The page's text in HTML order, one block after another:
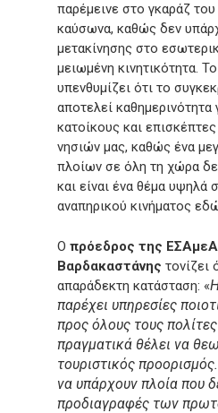
παρέμεινε στο γκαράζ
καύσωνα, καθώς δεν
μετακίνησης στο
μειωμένη κινητικότητα.
υπενθυμίζει ότι το
αποτελεί καθημερινότητα
κατοίκους και
νησιών μας, καθώς ένα
πλοίων σε όλη τη χώρα
και είναι ένα θέμα υψηλά
αναπηρικού κινήματος
Ο πρόεδρος της ΕΣΑμεΑ
Βαρδακαστάνης τονίζει
απαράδεκτη κατάσταση: «
παρέχει υπηρεσίες
προς όλους τους
πραγματικά θέλει να
τουριστικός
να υπάρχουν πλοία που
προδιαγραφές των